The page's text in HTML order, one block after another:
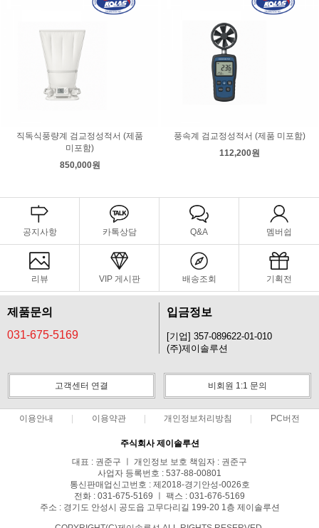
직독식풍량계 검교정성적서 (제품
미포함)
850,000원
풍속계 검교정성적서 (제품 미포함)
112,200원
공지사항 카톡상담 Q&A 멤버쉽
리뷰 VIP 게시판 배송조회 기획전
제품문의
031-675-5169
입금정보
[기업] 357-089622-01-010
(주)제이솔루션
고객센터 연결 비회원 1:1 문의
이용안내 이용약관 개인정보처리방침 PC버전
주식회사 제이솔루션
대표 : 권준구 ㅣ 개인정보 보호 책임자 : 권준구
사업자 등록번호 : 537-88-00801
통신판매업신고번호 : 제2018-경기안성-0026호
전화 : 031-675-5169 ㅣ 팩스 : 031-676-5169
주소 : 경기도 안성시 공도읍 고무다리길 199-20 1층 제이솔루션